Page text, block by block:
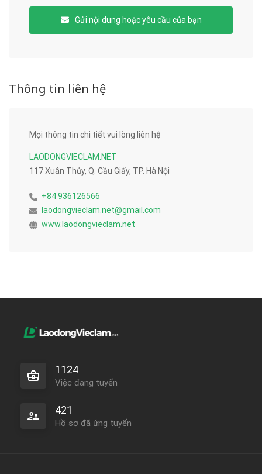
Gửi nội dung hoặc yêu cầu của bạn
Thông tin liên hệ
Mọi thông tin chi tiết vui lòng liên hệ
LAODONGVIECLAM.NET
117 Xuân Thủy, Q. Cầu Giấy, TP. Hà Nội
+84 936126566
laodongvieclam.net@gmail.com
www.laodongvieclam.net
1124
Việc đang tuyển
421
Hồ sơ đã ứng tuyển